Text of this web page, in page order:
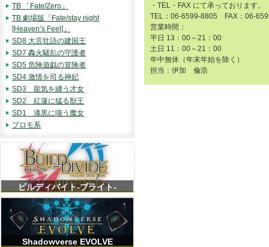
・TEL・FAX にて承っております。
TEL：06-6599-8805 FAX：06-
営業時間：
平日 13：00～21：00
土日 11：00～21：00
年中無休（年末年始を除く）
担当：伊加 倫浩
TB 「Fate/Zero」
TB 劇場版「Fate/stay night
[Heaven’s Feel]」
SD8 大言壮語の建国王
SD7 轟火騒乱の守護者
SD5 危険遊戯の冒険者
SD4 激情を司る神妃
SD3 龍気を纏う才女
SD2 紅蓮に猛る獣王
SD1 漆黒に嗤う魔女
プロモ系
ビルディバイト-ブライト-
Shadowverse EVOLVE